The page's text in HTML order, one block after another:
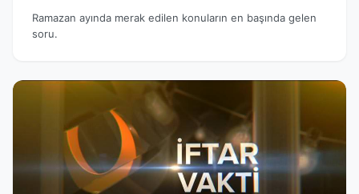
Ramazan ayında merak edilen konuların en başında gelen
soru.